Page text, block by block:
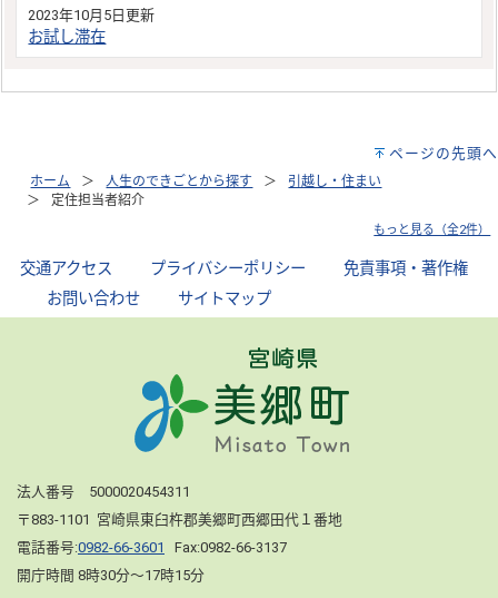
2023年10月5日更新
お試し滞在
ページの先頭へ
ホーム 人生のできごとから探す
引越し・住まい
定住担当者紹介
もっと見る（全2件）
交通アクセス プライバシーポリシー
免責事項・著作権
お問い合わせ サイトマップ
法人番号 5000020454311
〒883-1101 宮崎県東臼杵郡美郷町西郷田代１番地
電話番号:0982-66-3601
Fax:0982-66-3137
開庁時間 8時30分～17時15分